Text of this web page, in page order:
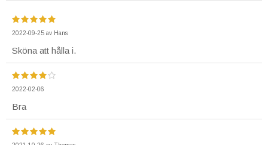
2022-09-25 av Hans
Sköna att hålla i.
2022-02-06
Bra